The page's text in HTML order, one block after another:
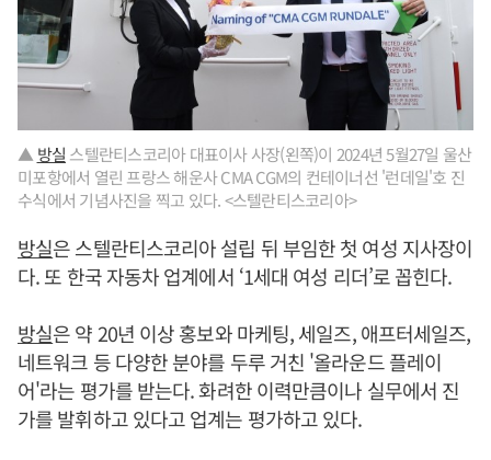
▲ 방실 스텔란티스코리아 대표이사 사장(왼쪽)이 2024년 5월27일 울산
미포항에서 열린 프랑스 해운사 CMA CGM의 컨테이너선 '런데일'호 진
수식에서 기념사진을 찍고 있다. <스텔란티스코리아>
방실은 스텔란티스코리아 설립 뒤 부임한 첫 여성 지사장이
다. 또 한국 자동차 업계에서 ‘1세대 여성 리더’로 꼽힌다.
방실은 약 20년 이상 홍보와 마케팅, 세일즈, 애프터세일즈,
네트워크 등 다양한 분야를 두루 거친 '올라운드 플레이
어'라는 평가를 받는다. 화려한 이력만큼이나 실무에서 진
가를 발휘하고 있다고 업계는 평가하고 있다.